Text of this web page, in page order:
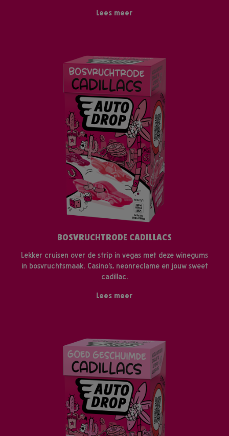
Lees meer
BOSVRUCHTRODE CADILLACS
Lekker cruisen over de strip in vegas met deze winegums
in bosvruchtsmaak. Casino's, neonreclame en jouw sweet
cadillac.
Lees meer